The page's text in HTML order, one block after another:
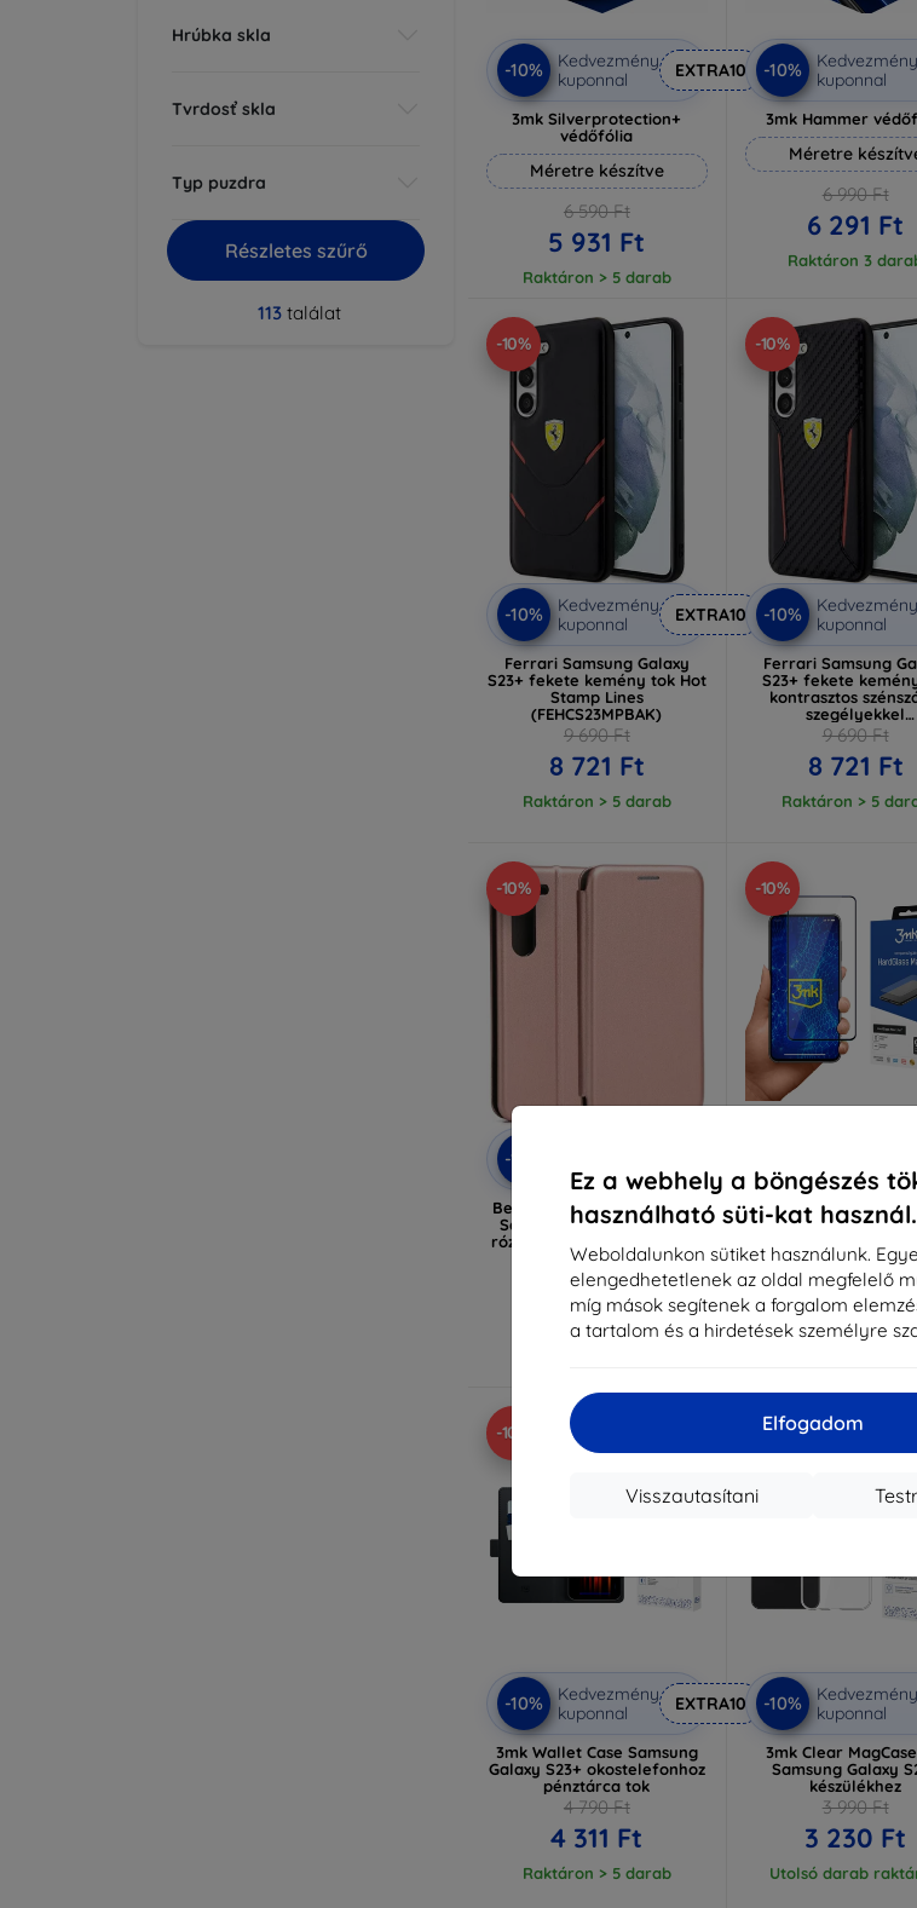
Ez a webhely a böngészés
használható süti-kat használ.
Weboldalunkon sütiket használunk.
elengedhetetlenek az oldal megfelelő
míg mások segítenek a forgalom
a tartalom és a hirdetések személyre
Elfogadom
Visszautasítani
Hrúbka skla
Tvrdosť skla
Typ puzdra
Részletes szűrő
113találat
-10%
Kedvezmény
kuponnal
EXTRA10
3mk Silverprotection+
védőfólia
Méretre készítve
6 590 Ft
5 931 Ft
Raktáron > 5 darab
-10%
Kedvezmény
kuponnal
3mk Hammer
Méretre
6 990 Ft
6 291 Ft
Raktáron 3
-10%
-10%
Kedvezmény
kuponnal
EXTRA10
Ferrari Samsung Galaxy
S23+ fekete kemény tok Hot
Stamp Lines
(FEHCS23MPBAK)
9 690 Ft
8 721 Ft
Raktáron > 5 darab
-10%
-10%
Kedvezmény
kuponnal
Ferrari Samsung
S23+ fekete
kontrasztos
szegélyekkel
(FEHCS23MNPYK)
9 690 Ft
8 721 Ft
Raktáron > 5
-10%
-10%
kuponnal
Beline Book Case Magnetic
Samsung Galaxy S23 Plus
rózsaarany (5905359811695)
2 890 Ft
2 601 Ft
Raktáron 2 darab
-10%
kuponnal
3MK HG Max Lite
Galaxy S23 Plus
3 290 Ft
2 961 Ft
Raktáron > 5
-10%
-10%
Kedvezmény
kuponnal
EXTRA10
3mk Wallet Case Samsung
Galaxy S23+ okostelefonhoz
pénztárca tok
4 790 Ft
4 311 Ft
Raktáron > 5 darab
-19%
-10%
Kedvezmény
kuponnal
3mk Clear
Samsung Galaxy
készülékhez
3 990 Ft
3 230 Ft
Utolsó darab